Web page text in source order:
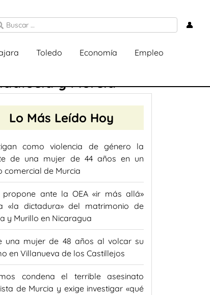
👤
Toledo Economía Empleo
y Murcia
Lo Más Leído Hoy
como violencia de género la
de una mujer de 44 años en un
comercial de Murcia
propone ante la OEA «ir más allá»
«la dictadura» del matrimonio de
y Murillo en Nicaragua
una mujer de 48 años al volcar su
en Villanueva de los Castillejos
condena el terrible asesinato
de Murcia y exige investigar «qué